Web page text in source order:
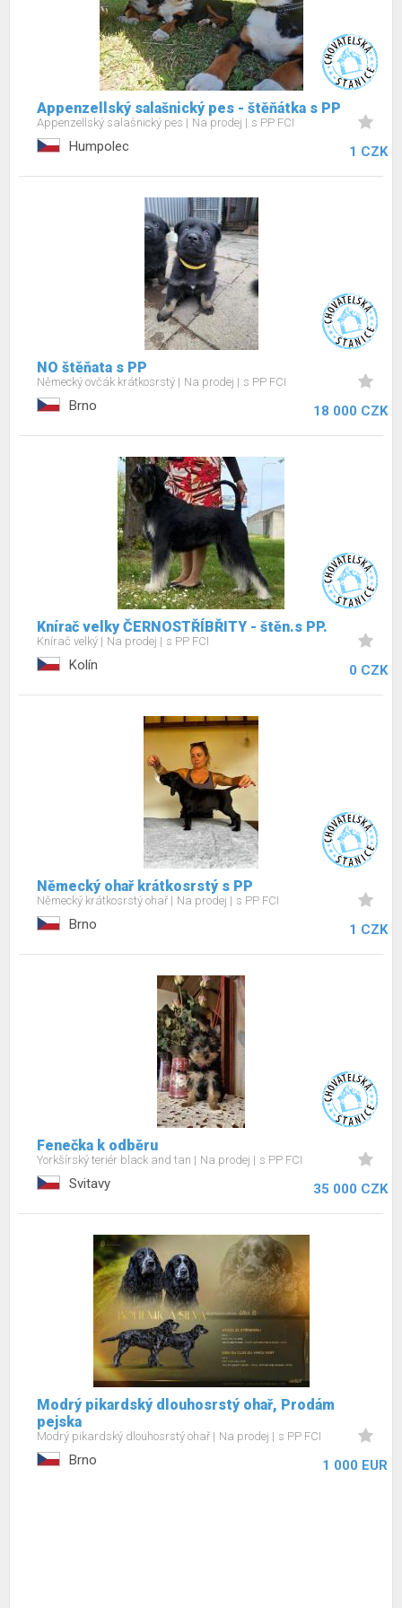
Appenzellský salašnický pes - štěňátka s PP
Appenzellský salašnický pes Na prodej s PP FCI
Humpolec 1 CZK
NO štěňata s PP
Německý ovčák krátkosrstý Na prodej s PP FCI
Brno 18 000 CZK
Knírač velky ČERNOSTŘÍBŘITY - štěn.s PP.
Knírač velký Na prodej s PP FCI
Kolín 0 CZK
Německý ohař krátkosrstý s PP
Německý krátkosrstý ohař Na prodej s PP FCI
Brno 1 CZK
Fenečka k odběru
Yorkšírský teriér black and tan Na prodej s PP FCI
Svitavy 35 000 CZK
Modrý pikardský dlouhosrstý ohař, Prodám
pejska
Modrý pikardský dlouhosrstý ohař Na prodej s PP FCI
Brno 1 000 EUR